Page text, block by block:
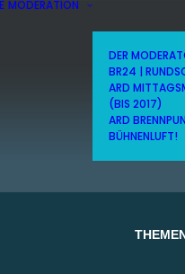
MODERATION
DER
BR24 |
ARD
(BIS 2017)
ARD
BÜHNENLUFT!